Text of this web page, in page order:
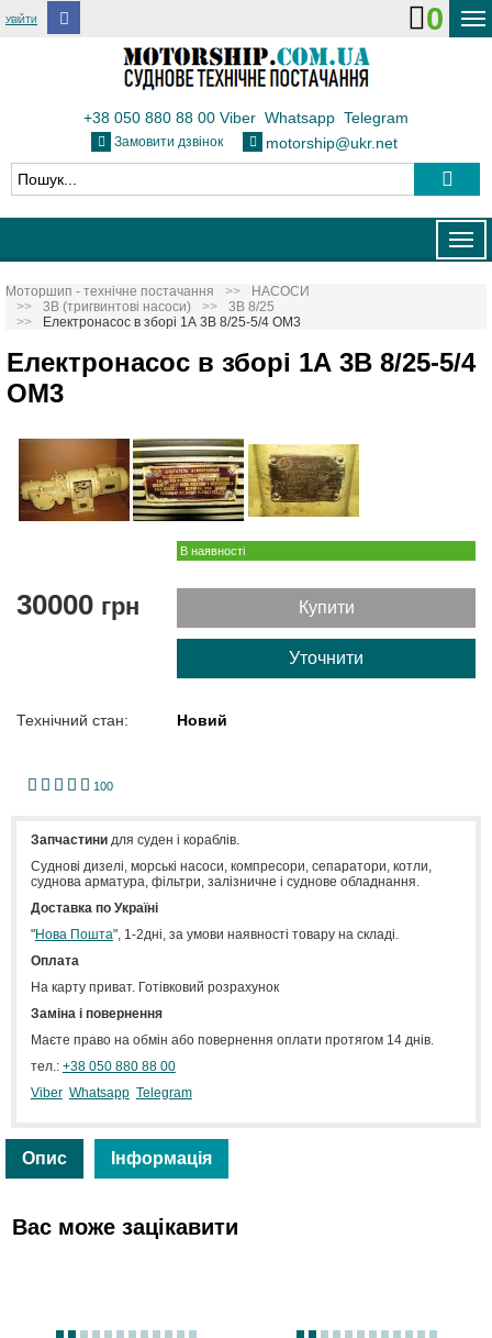
УВІЙТИ
ДОСТАВКА І ОПЛАТА
ТЕПЛОВОЗИ
КОНТАКТИ
0
+38 050 880 88 00 Viber Whatsapp Telegram
Замовити дзвінок motorship@ukr.net
Моторшип - технічне постачання
НАСОСИ
3В (тригвинтові насоси)
3В 8/25
Електронасос в зборі 1А 3В 8/25-5/4 ОМ3
Електронасос в зборі 1А 3В 8/25-5/4
ОМ3
В наявності
30000 грн Купити
Уточнити
Технічний стан: Новий
100
Запчастинидля суден і кораблів.
Cуднові дизелі, морські насоси, компресори, сепаратори, котли,
суднова арматура, фільтри, залізничне і суднове обладнання.
Доставка по Україні
"Нова Пошта", 1-2дні, за умови наявності товару на складі.
Оплата
На карту приват. Готівковий розрахунок
Заміна і повернення
Маєте право на обмін або повернення оплати протягом 14 днів.
тел.: +38 050 880 88 00
Viber Whatsapp Telegram
Опис Інформація
Вас може зацікавити